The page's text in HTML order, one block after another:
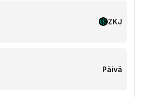
ZKJ
Päivä